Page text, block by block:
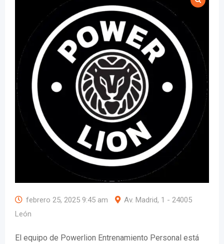
febrero 25, 2025 9:45 am
Av. Madrid, 1 - 24005
León
El equipo de Powerlion Entrenamiento Personal está